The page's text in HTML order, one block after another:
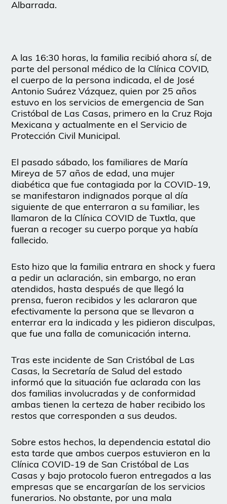
Albarrada.
A las 16:30 horas, la familia recibió ahora sí, de
parte del personal médico de la Clínica COVID,
el cuerpo de la persona indicada, el de José
Antonio Suárez Vázquez, quien por 25 años
estuvo en los servicios de emergencia de San
Cristóbal de Las Casas, primero en la Cruz Roja
Mexicana y actualmente en el Servicio de
Protección Civil Municipal.
El pasado sábado, los familiares de María
Mireya de 57 años de edad, una mujer
diabética que fue contagiada por la COVID-19,
se manifestaron indignados porque al día
siguiente de que enterraron a su familiar, les
llamaron de la Clínica COVID de Tuxtla, que
fueran a recoger su cuerpo porque ya había
fallecido.
Esto hizo que la familia entrara en shock y fuera
a pedir un aclaración, sin embargo, no eran
atendidos, hasta después de que llegó la
prensa, fueron recibidos y les aclararon que
efectivamente la persona que se llevaron a
enterrar era la indicada y les pidieron disculpas,
que fue una falla de comunicación interna.
Tras este incidente de San Cristóbal de Las
Casas, la Secretaría de Salud del estado
informó que la situación fue aclarada con las
dos familias involucradas y de conformidad
ambas tienen la certeza de haber recibido los
restos que corresponden a sus deudos.
Sobre estos hechos, la dependencia estatal dio
esta tarde que ambos cuerpos estuvieron en la
Clínica COVID-19 de San Cristóbal de Las
Casas y bajo protocolo fueron entregados a las
empresas que se encargarían de los servicios
funerarios. No obstante, por una mala